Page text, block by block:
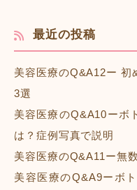
最近の投稿
美容医療のQ&A12ー 初
3選
美容医療のQ&A10ーボ
は？症例写真で説明
美容医療のQ&A11ー無
美容医療のQ&A9ーボ